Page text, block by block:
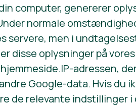
computer, genererer
normale
servere, men i
disse oplysninger på
adressen,
Google-data. Hvis du
de relevante indstillinger i